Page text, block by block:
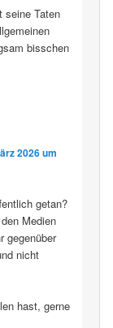
seine Taten
bisschen
2026 um
getan?
Medien
gegenüber
nicht
hast, gerne